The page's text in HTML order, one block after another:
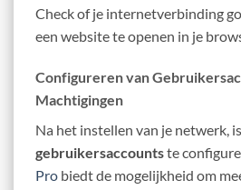
Check of je internetverbinding
een website te openen in je
Configureren van
Machtigingen
Na het instellen van je netwerk,
gebruikersaccountste
Pro biedt de mogelijkheid om